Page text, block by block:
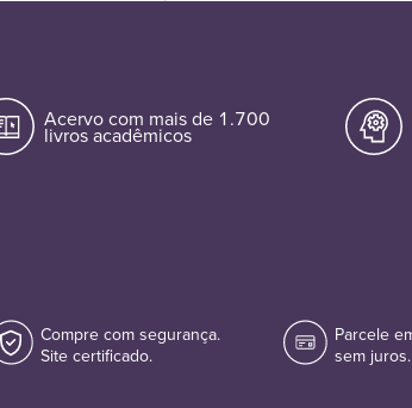
Acervo com mais de 1.700
livros acadêmicos
Compre com segurança.
Site certificado.
Parcele
sem juros.